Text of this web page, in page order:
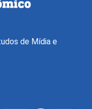
de Mídia e